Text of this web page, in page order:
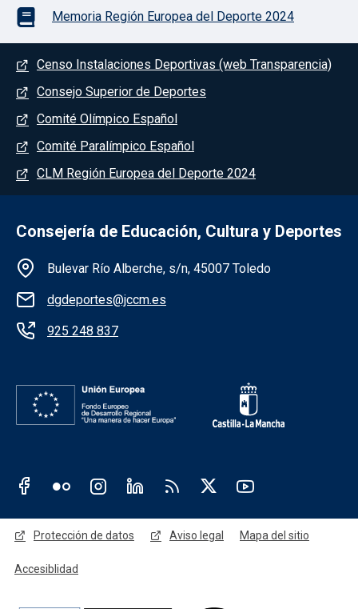
Memoria Región Europea del Deporte 2024
Menú del pie
Censo Instalaciones Deportivas (web Transparencia)
Consejo Superior de Deportes
Comité Olímpico Español
Comité Paralímpico Español
CLM Región Europea del Deporte 2024
Consejería de Educación, Cultura y Deportes
Información de la institución
Bulevar Río Alberche, s/n, 45007 Toledo
dgdeportes@jccm.es
925 248 837
Redes sociales JCCM
Menú legal
Protección de datos Aviso legal Mapa del sitio
Accesiblidad